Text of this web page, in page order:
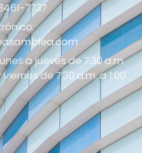
7737
a jueves de 7:30 a.m.
de 7:30 a.m. a 1:00